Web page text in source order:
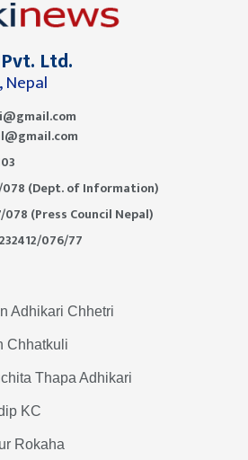
Ltd.
Nepal
078 (Dept. of Information)
(Press Council Nepal)
076/77
Adhikari Chhetri
Chhatkuli
Thapa Adhikari
KC
Rokaha